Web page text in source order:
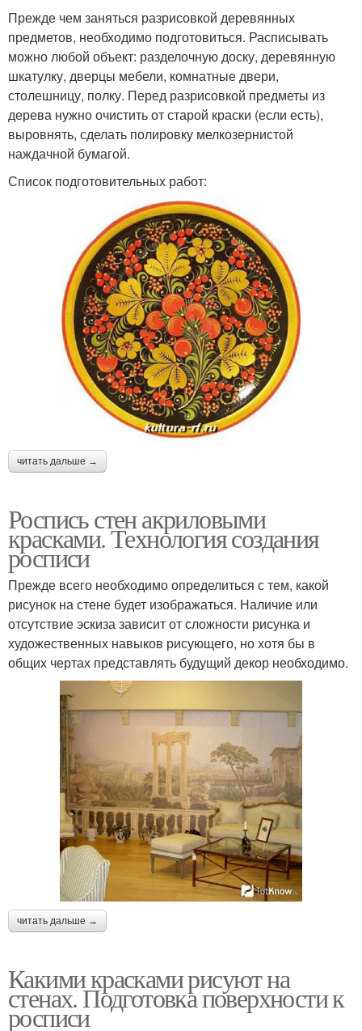
Прежде чем заняться разрисовкой деревянных
предметов, необходимо подготовиться. Расписывать
можно любой объект: разделочную доску, деревянную
шкатулку, дверцы мебели, комнатные двери,
столешницу, полку. Перед разрисовкой предметы из
дерева нужно очистить от старой краски (если есть),
выровнять, сделать полировку мелкозернистой
наждачной бумагой.
Список подготовительных работ:
читать дальше →
Роспись стен акриловыми
красками. Технология создания
росписи
Прежде всего необходимо определиться с тем, какой
рисунок на стене будет изображаться. Наличие или
отсутствие эскиза зависит от сложности рисунка и
художественных навыков рисующего, но хотя бы в
общих чертах представлять будущий декор необходимо.
читать дальше →
Какими красками рисуют на
стенах. Подготовка поверхности к
росписи